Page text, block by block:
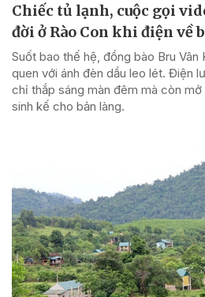
Chiếc tủ lạnh, cuộc gọi
đời ở Rào Con khi điện về
Suốt bao thế hệ, đồng bào Bru Vân
quen với ánh đèn dầu leo lét. Điện
chỉ thắp sáng màn đêm mà còn
sinh kế cho bản làng.